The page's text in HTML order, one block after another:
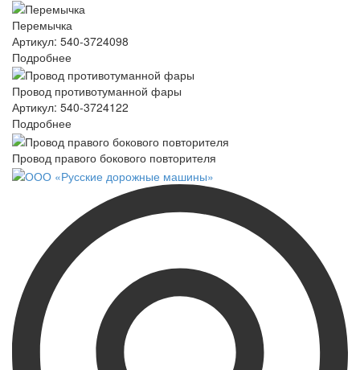
Перемычка
Артикул: 540-3724098
Подробнее
Провод противотуманной фары
Артикул: 540-3724122
Подробнее
Провод правого бокового повторителя